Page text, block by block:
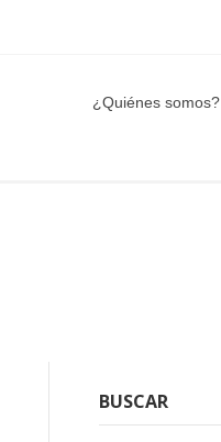
¿Quiénes somos?
BUSCAR